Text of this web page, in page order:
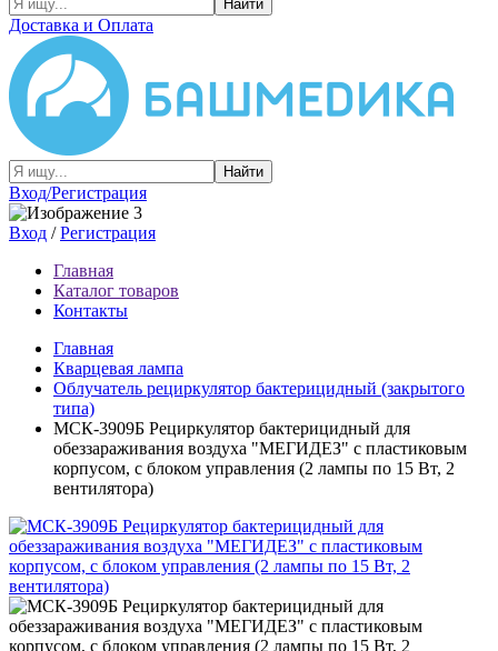
Найти
Доставка и Оплата
Найти
Вход/Регистрация
Вход /Регистрация
Главная
Каталог товаров
Контакты
Главная
Кварцевая лампа
Облучатель рециркулятор бактерицидный (закрытого
типа)
МСК-3909Б Рециркулятор бактерицидный для
обеззараживания воздуха "МЕГИДЕЗ" с пластиковым
корпусом, с блоком управления (2 лампы по 15 Вт, 2
вентилятора)